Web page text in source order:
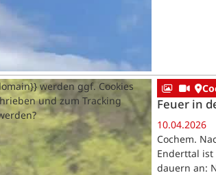
werden ggf. Cookies
und zum Tracking
Feuer in
10.04.2026
Cochem.
Enderttal
dauern an: